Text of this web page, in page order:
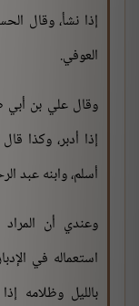
إذا نشأ، وقال
العوفي.
وقال علي بن أبي
إذا أدبر، وكذا
أسلم، وابنه عبد
وعندي أن المراد
استعماله في
بالليل وظلامه